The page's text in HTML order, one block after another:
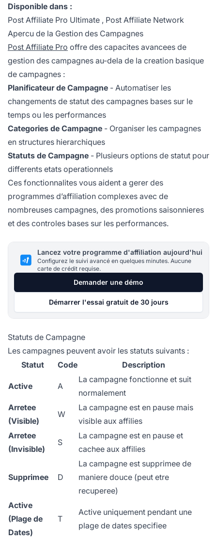
Disponible dans :
Post Affiliate Pro Ultimate , Post Affiliate Network
Apercu de la Gestion des Campagnes
Post Affiliate Pro offre des capacites avancees de
gestion des campagnes au-dela de la creation basique
de campagnes :
Planificateur de Campagne - Automatiser les
changements de statut des campagnes bases sur le
temps ou les performances
Categories de Campagne - Organiser les campagnes
en structures hierarchiques
Statuts de Campagne - Plusieurs options de statut pour
differents etats operationnels
Ces fonctionnalites vous aident a gerer des
programmes d’affiliation complexes avec de
nombreuses campagnes, des promotions saisonnieres
et des controles bases sur les performances.
Lancez votre programme d'affiliation aujourd'hui
Configurez le suivi avancé en quelques minutes. Aucune
carte de crédit requise.
Demander une démo
Démarrer l'essai gratuit de 30 jours
Statuts de Campagne
Les campagnes peuvent avoir les statuts suivants :
Statut
Code Description
Active A
La campagne fonctionne et suit
normalement
Arretee
(Visible)
W
La campagne est en pause mais
visible aux affilies
Arretee
(Invisible)
S
La campagne est en pause et
cachee aux affilies
Supprimee D
La campagne est supprimee de
maniere douce (peut etre
recuperee)
Active
(Plage de
Dates)
T
Active uniquement pendant une
plage de dates specifiee